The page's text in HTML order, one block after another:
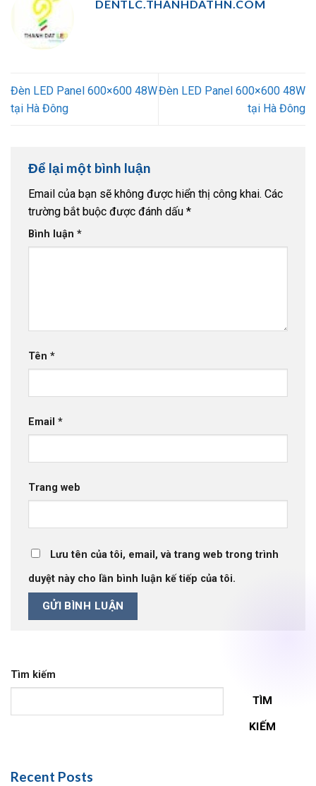
DENTLC.THANHDATHN.COM
Đèn LED Panel 600×600 48W
tại Hà Đông
Đèn LED Panel 600×600 48W
tại Hà Đông
Để lại một bình luận
Email của bạn sẽ không được hiển thị công khai. Các
trường bắt buộc được đánh dấu *
Bình luận *
Tên *
Email *
Trang web
Lưu tên của tôi, email, và trang web trong trình
duyệt này cho lần bình luận kế tiếp của tôi.
Tìm kiếm
TÌM
KIẾM
Recent Posts